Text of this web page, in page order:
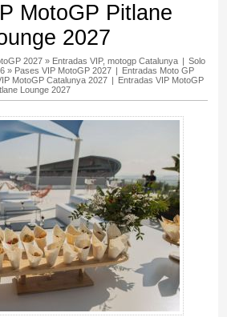
MotoGP Pitlane
2027
2027» Entradas VIP, motogp Catalunya
Solo
» Pases VIP MotoGP 2027
Entradas Moto GP
MotoGP Catalunya 2027
Entradas VIP MotoGP
Lounge 2027